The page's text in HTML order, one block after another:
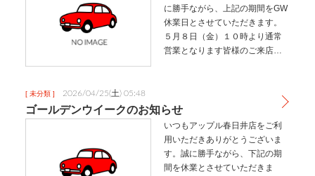
に勝手ながら、上記の期間をGW
休業日とさせていただきます。
５月８日（金）１０時より通常
営業となります皆様のご来店心
[ 未分類 ] 2026/04/25(土) 05:48
ゴールデンウイークのお知らせ
いつもアップル春日井店をご利
用いただきありがとうございま
す。誠に勝手ながら、下記の期
間を休業とさせていただきま